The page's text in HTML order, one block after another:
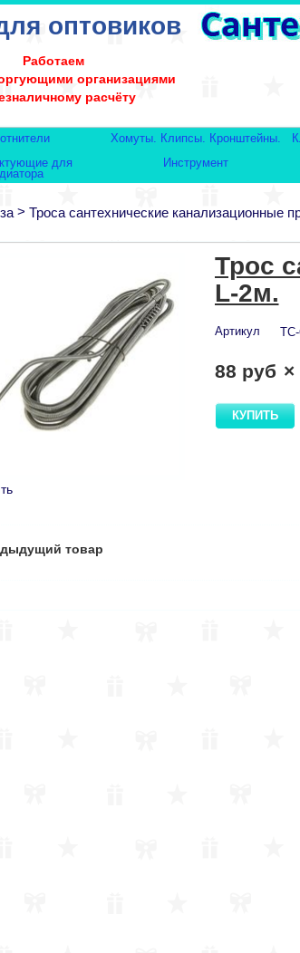
оптовиков
Работаем
организациями
расчёту
Хомуты. Клипсы. Кронштейны.
для
Инструмент
> Троса сантехнические канализационные
Трос
L-2м.
Артикул
88 руб ×
товар